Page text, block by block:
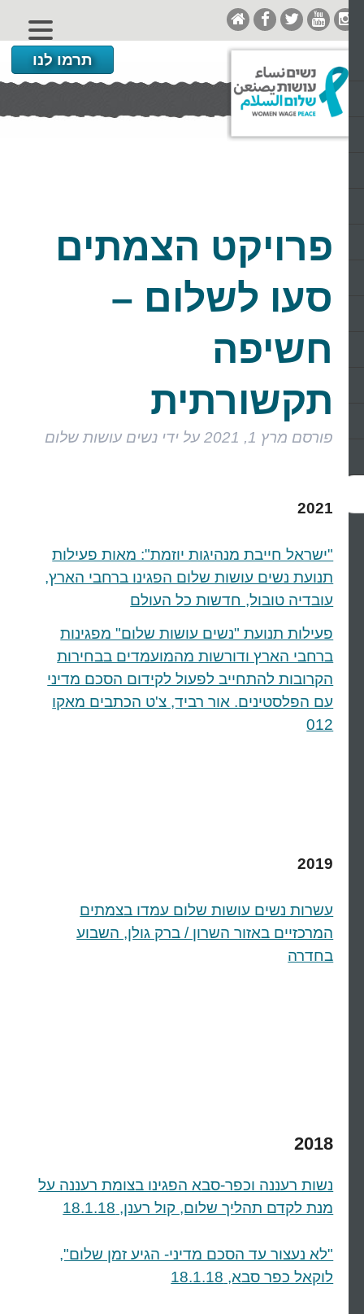
תרמו לנו
פרויקט הצמתים
סעו לשלום –
חשיפה
תקשורתית
פורסםמרץ 1, 2021 על ידי נשים עושות שלום
2021
"ישראל חייבת מנהיגות יוזמת": מאות פעילות
תנועת נשים עושות שלום הפגינו ברחבי הארץ,
עובדיה טובול, חדשות כל העולם
פעילות תנועת "נשים עושות שלום" מפגינות
ברחבי הארץ ודורשות מהמועמדים בבחירות
הקרובות להתחייב לפעול לקידום הסכם מדיני
עם הפלסטינים. אור רביד, צ'ט הכתבים מאקו
012
2019
עשרות נשים עושות שלום עמדו בצמתים
המרכזיים באזור השרון / ברק גולן, השבוע
בחדרה
2018
נשות רעננה וכפר-סבא הפגינו בצומת רעננה על
מנת לקדם תהליך שלום, קול רענן, 18.1.18
"לא נעצור עד הסכם מדיני- הגיע זמן שלום",
לוקאל כפר סבא, 18.1.18